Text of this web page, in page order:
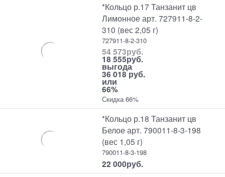
*Кольцо р.17 Танзанит цв
Лимонное арт. 727911-8-2-
310 (вес 2,05 г)
727911-8-2-310
54 573руб.
18 555руб.
выгода
36 018 руб.
или
66%
Скидка 66%
*Кольцо р.18 Танзанит цв
Белое арт. 790011-8-3-198
(вес 1,05 г)
790011-8-3-198
22 000руб.